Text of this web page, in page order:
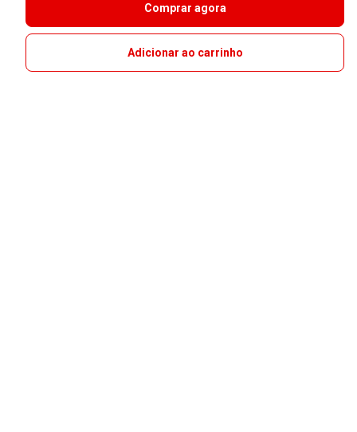
Comprar agora
Adicionar ao carrinho